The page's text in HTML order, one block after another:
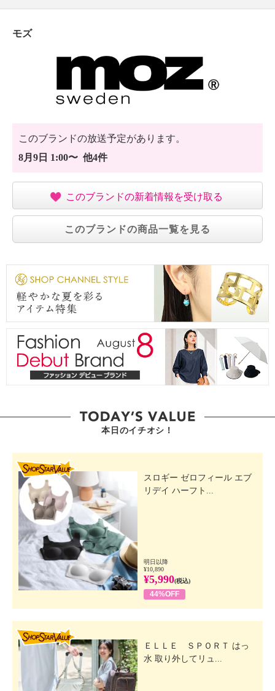
モズ
このブランドの放送予定があります。
8月9日 1:00〜 他4件
このブランドの新着情報を受け取る
このブランドの商品一覧を見る
本日のイチオシ！
スロギー ゼロフィール エブ
リデイ ハーフト...
明日以降
¥10,890
¥5,990(税込)
44%OFF
ＥＬＬＥ ＳＰＯＲＴ はっ
水 取り外してリュ...